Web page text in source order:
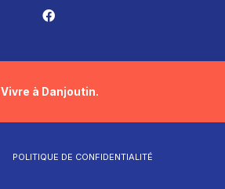
Vivre à Danjoutin.
POLITIQUE DE CONFIDENTIALITÉ